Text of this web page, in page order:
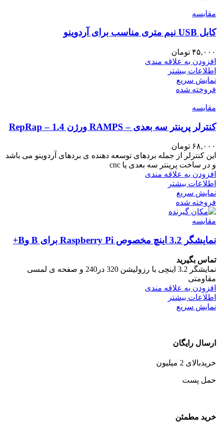
مقايسه
کابل USB نیم متری مناسب برای آردوینو
۴۵,۰۰۰ تومان
افزودن به علاقه مندی
اطلاعات بیشتر
نمایش سریع
فروخته شده
مقايسه
کنترلر پرینتر سه بعدی – RAMPS ورژن 1.4 – RepRap
۶۸,۰۰۰ تومان
این کنترلر از جمله بردهای توسعه دهنده ی بردهای آردوینو می باشد
و در ساخت پرینتر سه بعدی یا cnc
افزودن به علاقه مندی
اطلاعات بیشتر
نمایش سریع
فروخته شده
مقايسه
نمایشگر 3.2 اینچ مخصوص Raspberry Pi برای B وB+
تماس بگیرید
نمایشگر 3.2 اینچی با رزولیشن 320 در240 و صفحه ی لمسی
مقاومتی
افزودن به علاقه مندی
اطلاعات بیشتر
نمایش سریع
ارسال رایگان
خریدبالای 2 میلیون
حمل پست
خرید مطمئن